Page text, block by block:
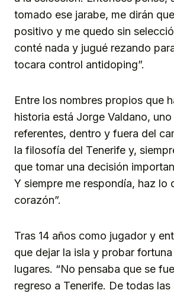
tomado ese jarabe, me dirán
positivo y me quedo sin
conté nada y jugué rezando
tocara control antidoping”.
Entre los nombres propios que
historia está Jorge Valdano,
referentes, dentro y fuera del
la filosofía del Tenerife y,
que tomar una decisión
Y siempre me respondía, haz lo
corazón”.
Tras 14 años como jugador y
que dejar la isla y probar
lugares. “No pensaba que se
regreso a Tenerife. De todas las